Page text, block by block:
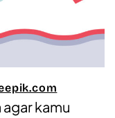
kamu